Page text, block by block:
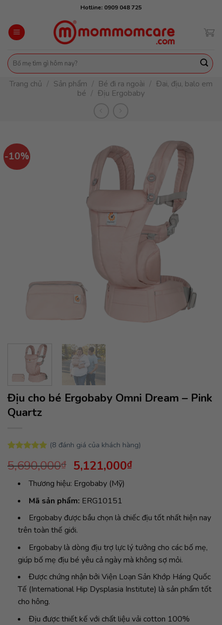
content
Hotline: 0909 048 725
Tìm
kiếm:
Trang chủ / Sản phẩm / Bé đi ra ngoài / Đai, địu, balo em
bé / Địu Ergobaby
-10%
Địu cho bé Ergobaby Omni Dream – Pink
Quartz
dựa trên
đánh giá
(8 đánh giá của khách hàng)
5,690,000₫ Giá
gốc
là:
5,690,000₫.
5,121,000₫Giá
5,121,000₫.
Thương hiệu: Ergobaby (Mỹ)
Mã sản phẩm: ERG10151
Ergobaby được bầu chọn là chiếc địu tốt nhất hiện nay
trên toàn thế giới.
Ergobaby là dòng địu trợ lực lý tưởng cho các bố mẹ,
giúp bố mẹ địu bé yêu cả ngày mà không sợ mỏi.
Được chứng nhận bởi Viện Loạn Sản Khớp Háng Quốc
Tế (International Hip Dysplasia Institute) là sản phẩm tốt
cho hông.
Địu được thiết kế với chất liệu vải cotton 100%